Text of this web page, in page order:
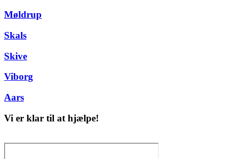
Møldrup
Skals
Skive
Viborg
Aars
Vi er klar til at hjælpe!